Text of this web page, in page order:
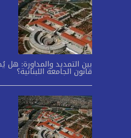
بين التمديد والمداورة: هل
قانون الجامعة اللبنانية؟